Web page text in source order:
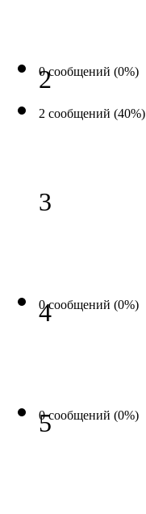
0 сообщений (0%)
2
2 сообщений (40%)
3
0 сообщений (0%)
4
0 сообщений (0%)
5